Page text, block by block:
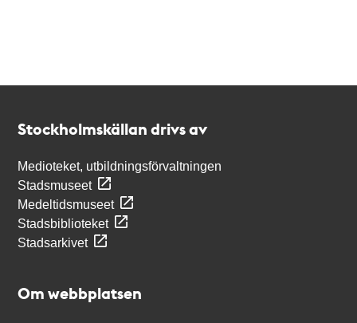
Stockholmskällan drivs av
Medioteket, utbildningsförvaltningen
Stadsmuseet
Medeltidsmuseet
Stadsbiblioteket
Stadsarkivet
Om webbplatsen